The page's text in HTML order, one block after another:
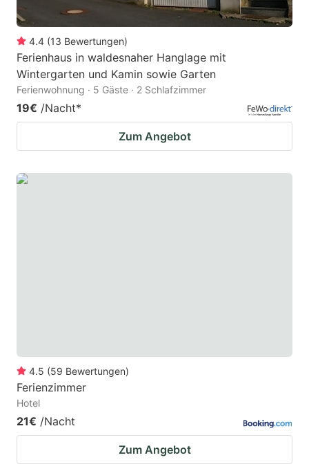
4.4 (13 Bewertungen)
Ferienhaus in waldesnaher Hanglage mit
Wintergarten und Kamin sowie Garten
Ferienwohnung · 5 Gäste · 2 Schlafzimmer
19€ /Nacht*
Zum Angebot
4.5 (59 Bewertungen)
Ferienzimmer
Hotel
21€ /Nacht
Zum Angebot